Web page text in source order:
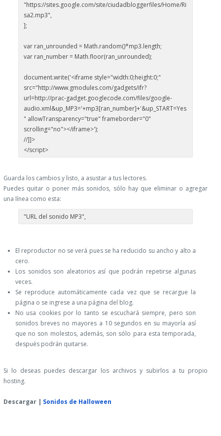
"https://sites.google.com/site/ciudadbloggerfiles/Home/Ri
sa2.mp3",
];
var ran_unrounded = Math.random()*mp3.length;
var ran_number = Math.floor(ran_unrounded);
document.write('<iframe style="width:0;height:0;"
src="http://www.gmodules.com/gadgets/ifr?
url=http://prac-gadget.googlecode.com/files/google-
audio.xml&up_MP3='+mp3[ran_number]+'&up_START=Yes
" allowTransparency="true" frameborder="0"
scrolling="no"></iframe>');
//]]>
</script>
Guarda los cambios y listo, a asustar a tus lectores.
Puedes quitar o poner más sonidos, sólo hay que eliminar o agregar
una línea como esta:
"URL del sonido MP3",
El reproductor no se verá pues se ha reducido su ancho y alto a
cero.
Los sonidos son aleatorios así que podrán repetirse algunas
veces.
Se reproduce automáticamente cada vez que se recargue la
página o se ingrese a una página del blog.
No usa cookies por lo tanto se escuchará siempre, pero son
sonidos breves no mayores a 10 segundos en su mayoría así
que no son molestos, además, son sólo para esta temporada,
después podrán quitarse.
Si lo deseas puedes descargar los archivos y subirlos a tu propio
hosting.
Descargar | Sonidos de Halloween